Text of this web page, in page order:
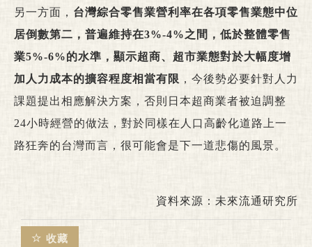
另一方面， 台灣綜合零售業營利率在各項零售業態中位
居倒數第二，普遍維持在3%-4%之間，低於整體零售
業5%-6%的水準，顯示超商、超市業態對於大幅度增
加人力成本的擴容程度相當有限 ，今後勢必要針對人力
課題提出相應解決方案，否則日本超商業者被迫調整
24小時經營的做法，對於同樣在人口高齡化道路上一
路狂奔的台灣而言，很可能會是下一道悲傷的風景。
資料來源：未來流通研究所
收藏